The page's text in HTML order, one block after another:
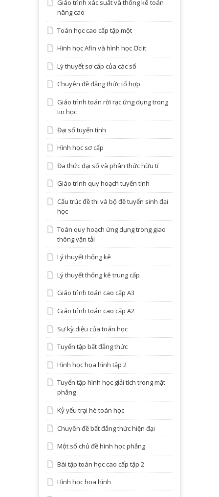
Giáo trình xác suất và thống kê toán
nâng cao
Toán học cao cấp tập một
Hình học Afin và hình học Ơclit
Lý thuyết sơ cấp của các số
Chuyên đề đẳng thức tổ hợp
Giáo trình toán rời rạc ứng dụng trong
tin học
Đại số tuyến tính
Hình học sơ cấp
Đa thức đại số và phân thức hữu tỉ
Giáo trình quy hoạch tuyến tính
Cấu trúc đề thi và bộ đề tuyển sinh đại
học
Toán quy hoạch ứng dụng trong giao
thông vận tải
Lý thuyết thống kê
Lý thuyết thống kê trung cấp
Giáo trình toán cao cấp A3
Giáo trình toán cao cấp A2
Sự kỳ diệu của toán học
Tuyển tập bất đẳng thức
Hình học họa hình tập 2
Tuyển tập hình học giải tích trong mặt
phẳng
Kỷ yếu trại hè toán học
Chuyên đề bất đẳng thức hiện đại
Một số chủ đề hình học phẳng
Bài tập toán học cao cấp tập 2
Hình học họa hình